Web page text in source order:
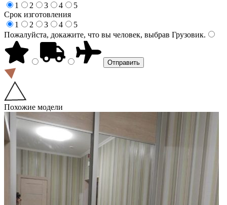
1
2 3 4
5
Срок изготовления
1
2 3 4
5
Пожалуйста, докажите, что вы человек, выбрав Грузовик.
Похожие модели